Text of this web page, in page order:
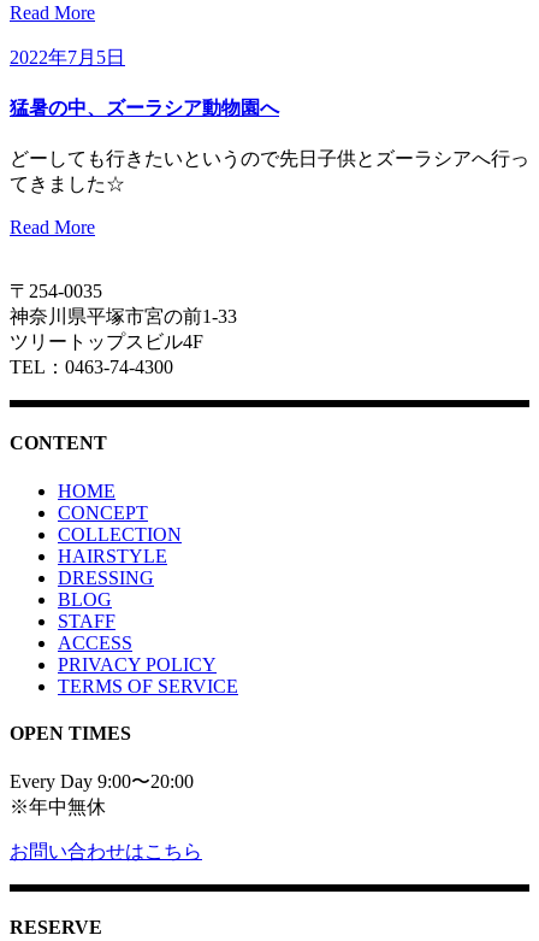
Read More
2022年7月5日
猛暑の中、ズーラシア動物園へ
どーしても行きたいというので先日子供とズーラシアへ行っ
てきました☆
Read More
〒254-0035
神奈川県平塚市宮の前1-33
ツリートップスビル4F
TEL：0463-74-4300
CONTENT
HOME
CONCEPT
COLLECTION
HAIRSTYLE
DRESSING
BLOG
STAFF
ACCESS
PRIVACY POLICY
TERMS OF SERVICE
OPEN TIMES
Every Day 9:00〜20:00
※年中無休
お問い合わせはこちら
RESERVE